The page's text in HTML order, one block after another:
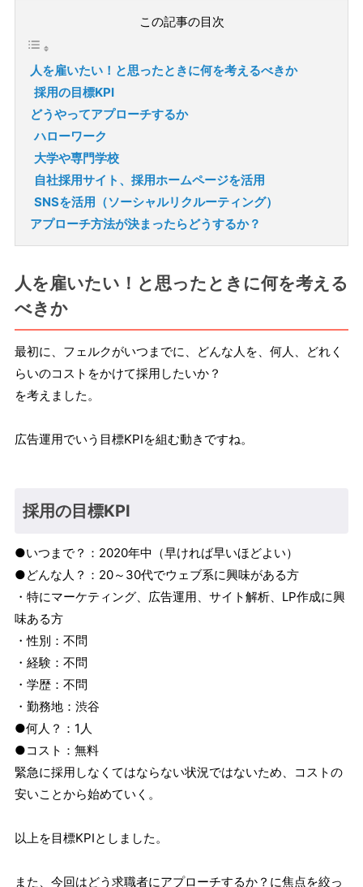
この記事の目次
人を雇いたい！と思ったときに何を考えるべきか
採用の目標KPI
どうやってアプローチするか
ハローワーク
大学や専門学校
自社採用サイト、採用ホームページを活用
SNSを活用（ソーシャルリクルーティング）
アプローチ方法が決まったらどうするか？
人を雇いたい！と思ったときに何を考える
べきか
最初に、フェルクがいつまでに、どんな人を、何人、どれく
らいのコストをかけて採用したいか？
を考えました。
広告運用でいう目標KPIを組む動きですね。
採用の目標KPI
●いつまで？：2020年中（早ければ早いほどよい）
●どんな人？：20～30代でウェブ系に興味がある方
・特にマーケティング、広告運用、サイト解析、LP作成に興
味ある方
・性別：不問
・経験：不問
・学歴：不問
・勤務地：渋谷
●何人？：1人
●コスト：無料
緊急に採用しなくてはならない状況ではないため、コストの
安いことから始めていく。
以上を目標KPIとしました。
また、今回はどう求職者にアプローチするか？に焦点を絞っ